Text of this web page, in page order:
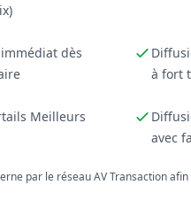
dès
à fort
Meilleurs
avec
par le réseau AV Transaction